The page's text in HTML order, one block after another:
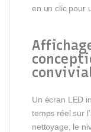
en un clic pour
Un écran LED
temps réel sur
nettoyage, le